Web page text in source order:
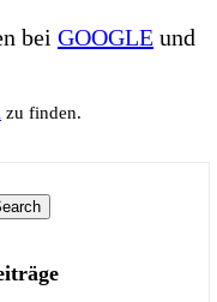
bei GOOGLE und
zu finden.